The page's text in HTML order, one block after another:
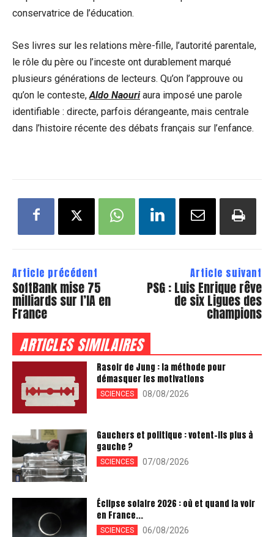
conservatrice de l’éducation.
Ses livres sur les relations mère-fille, l’autorité parentale,
le rôle du père ou l’inceste ont durablement marqué
plusieurs générations de lecteurs. Qu’on l’approuve ou
qu’on le conteste,Aldo Naouriaura imposé une parole
identifiable : directe, parfois dérangeante, mais centrale
dans l’histoire récente des débats français sur l’enfance.
Article précédent
SoftBank mise 75
milliards sur l’IA en
France
Article suivant
PSG : Luis Enrique rêve
de six Ligues des
champions
ARTICLES SIMILAIRES
Rasoir de Jung : la méthode pour
démasquer les motivations
SCIENCES 08/08/2026
Gauchers et politique : votent-ils plus à
gauche ?
SCIENCES 07/08/2026
Éclipse solaire 2026 : où et quand la voir
en France...
SCIENCES 06/08/2026